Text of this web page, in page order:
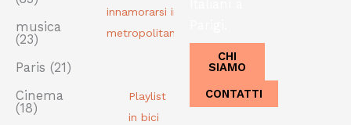
CHI
SIAMO
CONTATTI
innamorarsi in
metropolitana
Playlist
in bici
musica
(23)
Paris(21)
Cinema
(18)